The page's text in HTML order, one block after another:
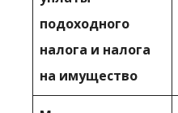
подоходного
налога и налога
на имущество